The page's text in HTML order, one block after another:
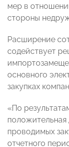
мер в
стороны
Расширение
содействует
основного
закупках
«По
проводимых
отчетного